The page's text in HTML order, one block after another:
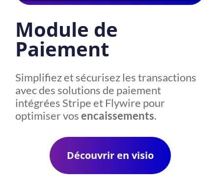
Module de
Paiement
Simplifiez et sécurisez les transactions
avec des solutions de paiement
intégrées Stripe et Flywire pour
optimiser vosencaissements.
Découvrir en visio